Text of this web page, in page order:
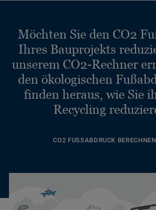
Möchten Sie den CO2
Ihres Bauprojekts
unserem CO2-Rechner
den ökologischen
finden heraus, wie Sie
Recycling
CO2 FUSSABDRUCK BERECHNEN